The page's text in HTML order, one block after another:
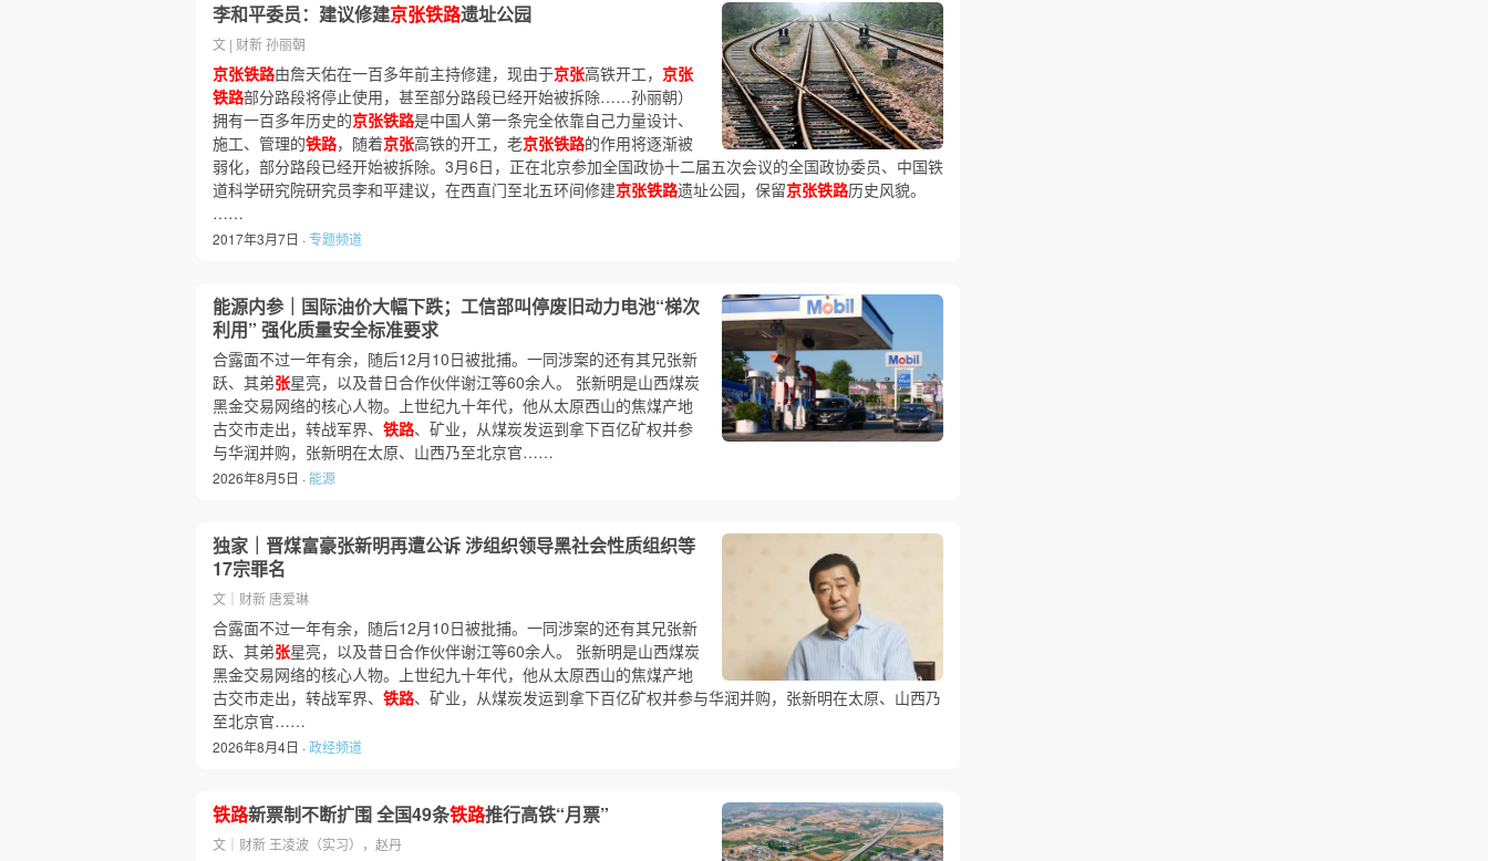
李和平委员：建议修建京张铁路遗址公园
文 | 财新 孙丽朝
京张铁路由詹天佑在一百多年前主持修建，现由于京张高铁开工， 京张
铁路部分路段将停止使用，甚至部分路段已经开始被拆除……孙丽朝）
拥有一百多年历史的京张铁路是中国人第一条完全依靠自己力量设计、
施工、管理的铁路，随着京张高铁的开工，老京张铁路的作用将逐渐被
弱化，部分路段已经开始被拆除。3月6日，正在北京参加全国政协十二届五次会议的全国政协委员、中国铁
道科学研究院研究员李和平建议，在西直门至北五环间修建京张铁路遗址公园，保留京张铁路历史风貌。
……
2017年3月7日 ·专题频道
能源内参｜国际油价大幅下跌；工信部叫停废旧动力电池“梯次
利用” 强化质量安全标准要求
合露面不过一年有余，随后12月10日被批捕。一同涉案的还有其兄张新
跃、其弟张星亮，以及昔日合作伙伴谢江等60余人。 张新明是山西煤炭
黑金交易网络的核心人物。上世纪九十年代，他从太原西山的焦煤产地
古交市走出，转战军界、 铁路、矿业，从煤炭发运到拿下百亿矿权并参
与华润并购，张新明在太原、山西乃至北京官……
2026年8月5日 · 能源
独家｜晋煤富豪张新明再遭公诉 涉组织领导黑社会性质组织等
17宗罪名
文｜财新 唐爱琳
合露面不过一年有余，随后12月10日被批捕。一同涉案的还有其兄张新
跃、其弟张星亮，以及昔日合作伙伴谢江等60余人。 张新明是山西煤炭
黑金交易网络的核心人物。上世纪九十年代，他从太原西山的焦煤产地
古交市走出，转战军界、 铁路、矿业，从煤炭发运到拿下百亿矿权并参与华润并购，张新明在太原、山西乃
至北京官……
2026年8月4日 ·政经频道
铁路新票制不断扩围 全国49条铁路推行高铁“月票”
文｜财新 王凌波（实习），赵丹